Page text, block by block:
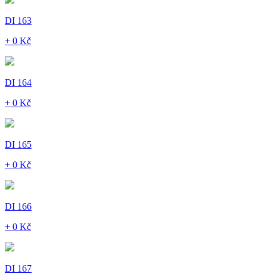
DI 163
+ 0 Kč
DI 164
+ 0 Kč
DI 165
+ 0 Kč
DI 166
+ 0 Kč
DI 167